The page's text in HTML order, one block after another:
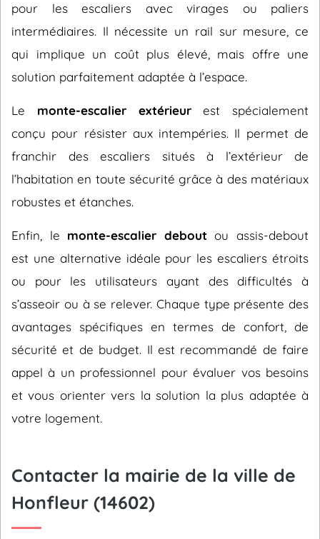
pour les escaliers avec virages ou paliers
intermédiaires. Il nécessite un rail sur mesure, ce
qui implique un coût plus élevé, mais offre une
solution parfaitement adaptée à l’espace.
Le monte-escalier extérieurest spécialement
conçu pour résister aux intempéries. Il permet de
franchir des escaliers situés à l’extérieur de
l’habitation en toute sécurité grâce à des matériaux
robustes et étanches.
Enfin, le monte-escalier debout ou assis-debout
est une alternative idéale pour les escaliers étroits
ou pour les utilisateurs ayant des difficultés à
s’asseoir ou à se relever. Chaque type présente des
avantages spécifiques en termes de confort, de
sécurité et de budget. Il est recommandé de faire
appel à un professionnel pour évaluer vos besoins
et vous orienter vers la solution la plus adaptée à
votre logement.
Contacter la mairie de la ville de
Honfleur (14602)